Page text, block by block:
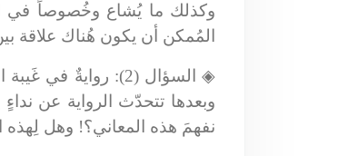
وكذلك ما يُشاع وخُصوصاً في
المُمكن أن يكون هُناك علاقة
◈
السؤال (2):
وبعدها تتحدّث الرواية عن
نفهمَ هذه المعاني؟! وهل لِهذه